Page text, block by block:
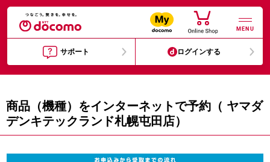
MENU
サポート ログインする
商品（機種）をインターネットで予約（ ヤマダ
デンキテックランド札幌屯田店）